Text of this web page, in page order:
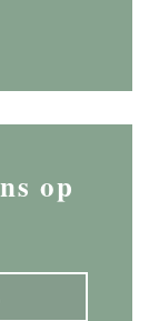
in een
op